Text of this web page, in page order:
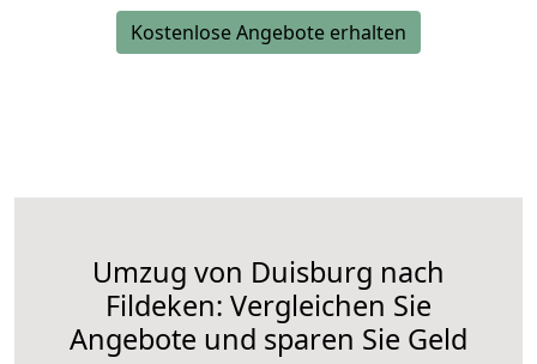
Kostenlose Angebote erhalten
Umzug von Duisburg nach
Fildeken: Vergleichen Sie
Angebote und sparen Sie Geld